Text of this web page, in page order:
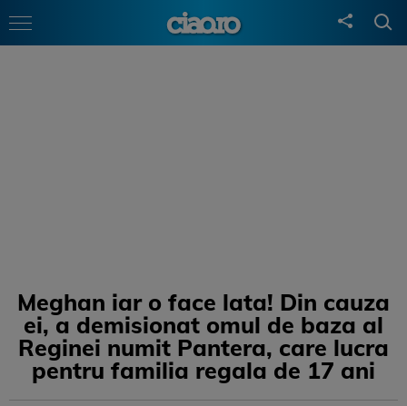
Meghan iar o face lata! Din cauza
ei, a demisionat omul de baza al
Reginei numit Pantera, care lucra
pentru familia regala de 17 ani